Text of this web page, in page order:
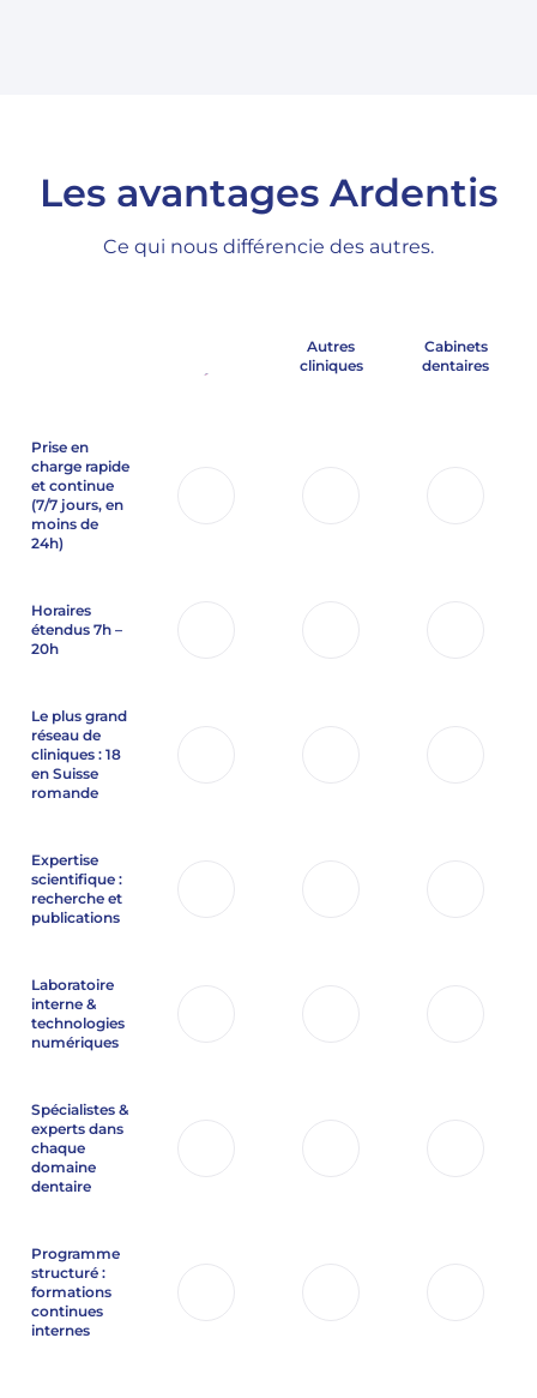
Les avantages Ardentis
Ce qui nous différencie des autres.
Autres
cliniques
Cabinets
dentaires
Prise en
charge rapide
et continue
(7/7 jours, en
moins de
24h)
Horaires
étendus 7h –
20h
Le plus grand
réseau de
cliniques : 18
en Suisse
romande
Expertise
scientifique :
recherche et
publications
Laboratoire
interne &
technologies
numériques
Spécialistes &
experts dans
chaque
domaine
dentaire
Programme
structuré :
formations
continues
internes